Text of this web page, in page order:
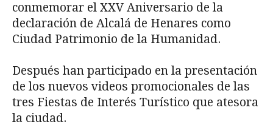
conmemorar el XXV Aniversario de la
declaración de Alcalá de Henares como
Ciudad Patrimonio de la Humanidad.
Después han participado en la presentación
de los nuevos videos promocionales de las
tres Fiestas de Interés Turístico que atesora
la ciudad.